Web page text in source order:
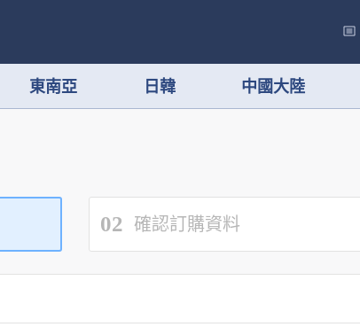
東南亞 日韓 中國大陸
02 確認訂購資料